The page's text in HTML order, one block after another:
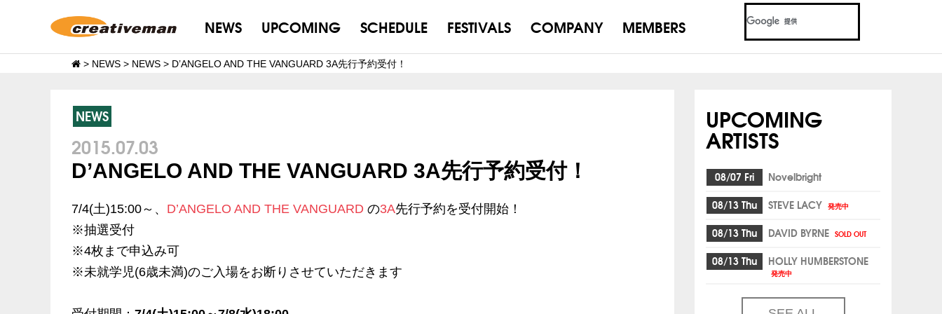
NEWS UPCOMING SCHEDULE FESTIVALS COMPANY MEMBERS
> NEWS > NEWS > D’ANGELO AND THE VANGUARD 3A先行予約受付！
NEWS
2015.07.03
D’ANGELO AND THE VANGUARD 3A先行予約受付！
7/4(土)15:00～、 D’ANGELO AND THE VANGUARD の3A先行予約を受付開始！
※抽選受付
※4枚まで申込み可
※未就学児(6歳未満)のご入場をお断りさせていただきます
UPCOMING
ARTISTS
08/07 Fri
Novelbright
08/13 Thu
STEVE LACY 発売中
08/13 Thu DAVID BYRNE SOLD OUT
08/13 Thu HOLLY HUMBERSTONE
発売中